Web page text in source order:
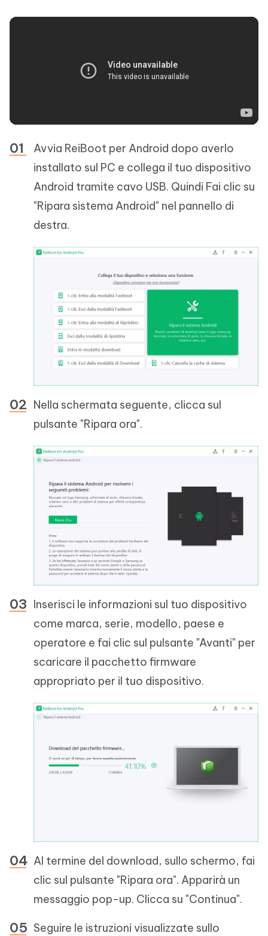
Avvia ReiBoot per Android dopo averlo
installato sul PC e collega il tuo dispositivo
Android tramite cavo USB. Quindi Fai clic su
"Ripara sistema Android" nel pannello di
destra.
Nella schermata seguente, clicca sul
pulsante "Ripara ora".
Inserisci le informazioni sul tuo dispositivo
come marca, serie, modello, paese e
operatore e fai clic sul pulsante "Avanti" per
scaricare il pacchetto firmware
appropriato per il tuo dispositivo.
Al termine del download, sullo schermo, fai
clic sul pulsante "Ripara ora". Apparirà un
messaggio pop-up. Clicca su "Continua".
Seguire le istruzioni visualizzate sullo